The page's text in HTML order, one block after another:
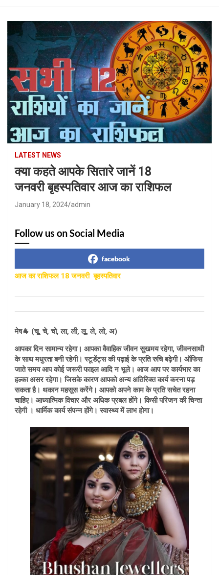
LATEST NEWS
क्या कहते आपके सितारे जानें 18
जनवरी बृहस्पतिवार आज का राशिफल
January 18, 2024 admin
Follow us on Social Media
facebook
आज का राशिफल 18 जनवरी बृहस्पतिवार
मेष🐐 (चू, चे, चो, ला, ली, लू, ले, लो, अ)
आपका दिन सामान्य रहेगा। आपका वैवाहिकजीवन सुखमय रहेगा, जीवनसाथी
के साथ मधुरता बनी रहेगी। स्टूडेंट्स की पढ़ाई के प्रति रुचि बढ़ेगी। ऑफिस
जाते समय आप कोई जरूरी फाइल आदि न भूले। आज आप पर कार्यभार का
हल्का असर रहेगा। जिसके कारण आपको अन्य अतिरिक्त कार्य करना पड़
सकता है। थकान महसूस करेंगे। आपको अपने काम के प्रति सचेत रहना
चाहिए। आध्यात्मिक विचार और अधिक प्रबल होंगे। किसी परिजन की चिन्ता
रहेगी । धार्मिक कार्य संपन्न होंगे। स्वास्थ्य में लाभ होगा।